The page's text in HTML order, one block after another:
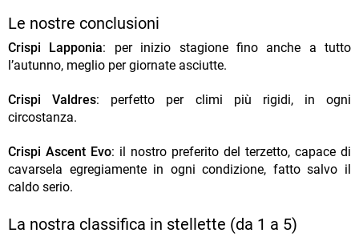
Le nostre conclusioni
Crispi Lapponia: per inizio stagione fino anche a tutto
l’autunno, meglio per giornate asciutte.
Crispi Valdres: perfetto per climi più rigidi, in ogni
circostanza.
Crispi Ascent Evo: il nostro preferito del terzetto, capace di
cavarsela egregiamente in ogni condizione, fatto salvo il
caldo serio.
La nostra classifica in stellette (da 1 a 5)